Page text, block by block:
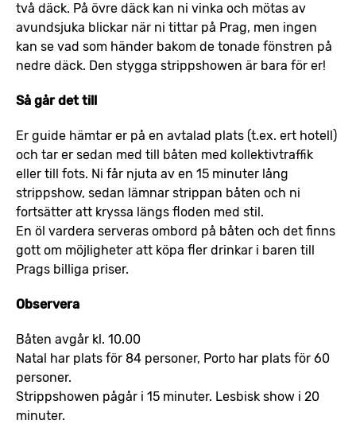
två däck. På övre däck kan ni vinka och mötas av
avundsjuka blickar när ni tittar på Prag, men ingen
kan se vad som händer bakom de tonade fönstren på
nedre däck. Den stygga strippshowen är bara för er!
Så går det till
Er guide hämtar er på en avtalad plats (t.ex. ert hotell)
och tar er sedan med till båten med kollektivtraffik
eller till fots. Ni får njuta av en 15 minuter lång
strippshow, sedan lämnar strippan båten och ni
fortsätter att kryssa längs floden med stil.
En öl vardera serveras ombord på båten och det finns
gott om möjligheter att köpa fler drinkar i baren till
Prags billiga priser.
Observera
Båten avgår kl. 10.00
Natal har plats för 84 personer, Porto har plats för 60
personer.
Strippshowen pågår i 15 minuter. Lesbisk show i 20
minuter.